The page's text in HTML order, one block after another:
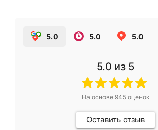
5.0 5.0 5.0
5.0 из 5
На основе 945оценок
Оставить отзыв